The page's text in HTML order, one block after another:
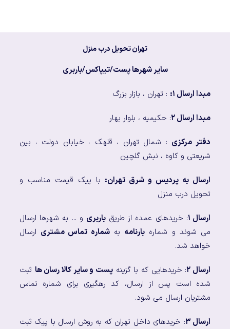
تهران تحویل درب منزل
سایر شهرها پست/تیپاکس/باربری
مبدا ارسال ۱: : تهران ، بازار بزرگ
مبدا ارسال ۲ : حکیمیه ، بلوار بهار
دفتر مرکزی : شمال تهران ، قلهک ، خیابان دولت ، بین
شریعتی و کاوه ، نبش گلچین
ارسال به پردیس و شرق تهران: با پیک قیمت مناسب و
تحویل درب منزل
ارسال ۱ : خریدهای عمده از طریقباربری و ... به شهرها ارسال
می شوند و شماره بارنامه بهشماره تماس مشتری ارسال
خواهد شد.
ارسال ۲ : خریدهایی که با گزینه پست و سایر کالا رسان ها ثبت
شده است پس از ارسال، کد رهگیری برای شماره تماس
مشتریان ارسال می شود.
ارسال ۳
: خریدهای داخل تهران که به روش ارسال با پیک ثبت